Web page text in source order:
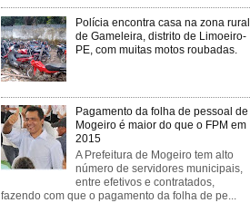
Polícia encontra casa na zona rural
de Gameleira, distrito de Limoeiro-
PE, com muitas motos roubadas.
Pagamento da folha de pessoal de
Mogeiro é maior do que o FPM em
2015
A Prefeitura de Mogeiro tem alto
número de servidores municipais,
entre efetivos e contratados,
fazendo com que o pagamento da folha de pe...